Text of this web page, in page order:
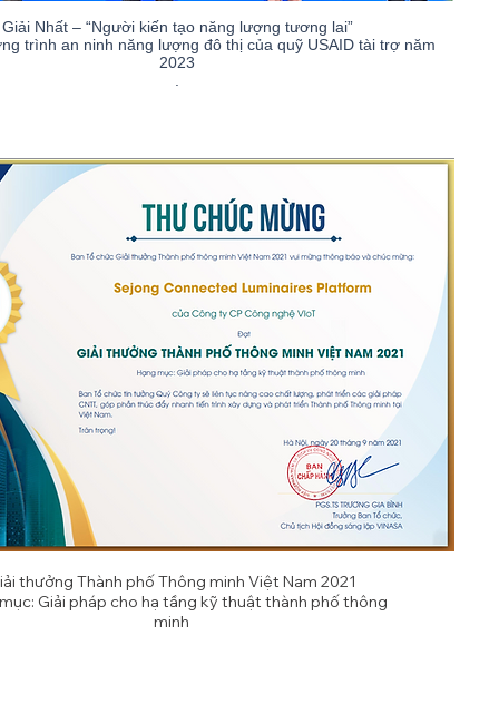
Giải Nhất – “Người kiến tạo năng lượng tương lai”
trình an ninh năng lượng đô thị của quỹ USAID tài trợ năm
2023
thưởng Thành phố Thông minh Việt Nam 2021
Giải pháp cho hạ tầng kỹ thuật thành phố thông
minh